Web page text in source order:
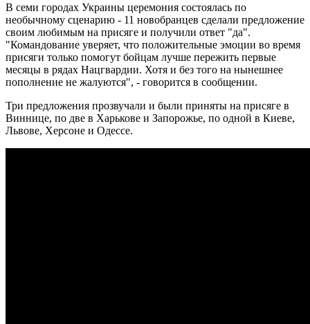
В семи городах Украины церемония состоялась по
необычному сценарию - 11 новобранцев сделали предложение
своим любимым на присяге и получили ответ "да".
"Командование уверяет, что положительные эмоции во время
присяги только помогут бойцам лучше пережить первые
месяцы в рядах Нацгвардии. Хотя и без того на нынешнее
пополнение не жалуются", - говорится в сообщении.
Три предложения прозвучали и были приняты на присяге в
Виннице, по две в Харькове и Запорожье, по одной в Киеве,
Львове, Херсоне и Одессе.